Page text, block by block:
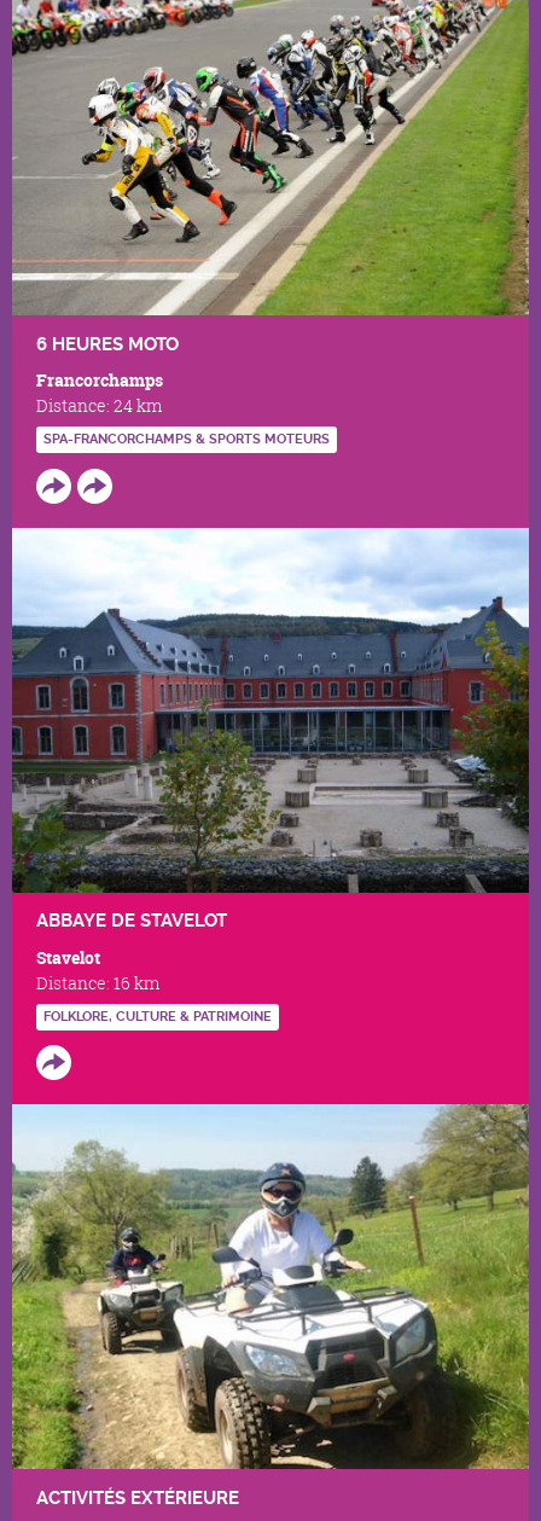
6 HEURES MOTO
Francorchamps
Distance: 24 km
SPA-FRANCORCHAMPS & SPORTS MOTEURS
ABBAYE DE STAVELOT
Stavelot
Distance: 16 km
FOLKLORE, CULTURE & PATRIMOINE
ACTIVITÉS EXTÉRIEURE